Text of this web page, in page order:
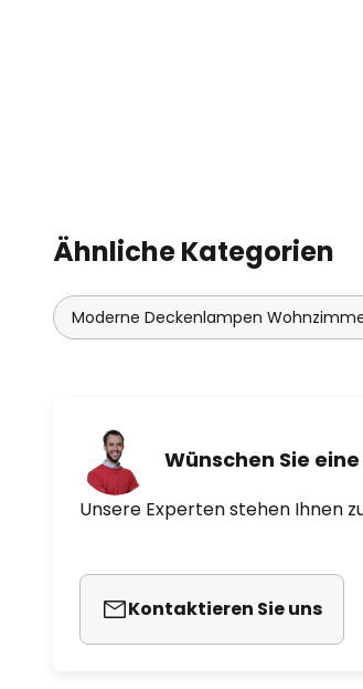
Ähnliche Kategorien
Moderne Deckenlampen
Wünschen Sie
Unsere Experten stehen Ihnen
Kontaktieren Sie uns